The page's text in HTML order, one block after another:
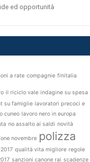
ed opportunità
a rate compagnie finitalia
il riciclo vale indagine su spesa
su famiglie lavoratori precoci e
cuneo lavoro nero in europa
no assalto ai saldi novità
novembre polizza
qualità vita migliore regole
sanzioni canone rai scadenze